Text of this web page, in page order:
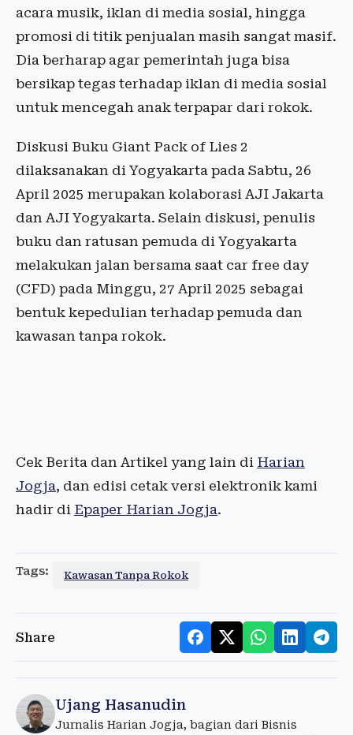
acara musik, iklan di media sosial, hingga
promosi di titik penjualan masih sangat masif.
Dia berharap agar pemerintah juga bisa
bersikap tegas terhadap iklan di media sosial
untuk mencegah anak terpapar dari rokok.
Diskusi Buku Giant Pack of Lies 2
dilaksanakan di Yogyakarta pada Sabtu, 26
April 2025 merupakan kolaborasi AJI Jakarta
dan AJI Yogyakarta. Selain diskusi, penulis
buku dan ratusan pemuda di Yogyakarta
melakukan jalan bersama saat car free day
(CFD) pada Minggu, 27 April 2025 sebagai
bentuk kepedulian terhadap pemuda dan
kawasan tanpa rokok.
Cek Berita dan Artikel yang lain di Harian
Jogja, dan edisi cetak versi elektronik kami
hadir di Epaper Harian Jogja.
Tags: Kawasan Tanpa Rokok
Share
Ujang Hasanudin
Jurnalis Harian Jogja, bagian dari Bisnis